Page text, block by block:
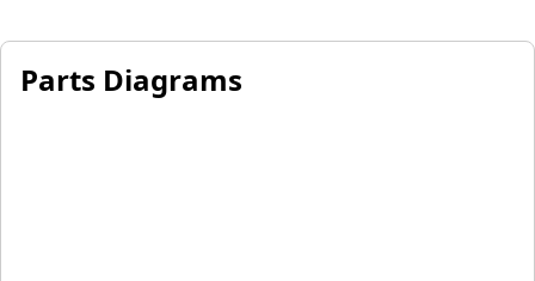
Parts Diagrams